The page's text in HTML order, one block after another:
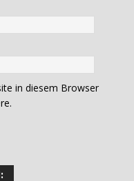
in diesem Browser